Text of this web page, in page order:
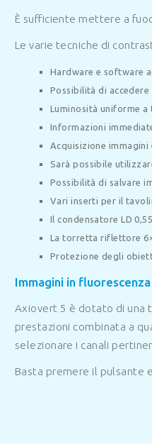
È sufficiente mettere a
Le varie tecniche di
Hardware e software
Possibilità di
Luminosità uniforme
Informazioni
Acquisizione
Sarà possibile
Possibilità di salvare
Vari inserti per il
Il condensatore LD
La torretta riflettore
Protezione degli
Immagini in
Axiovert 5 è dotato di una
prestazioni combinata a
selezionare i canali
Basta premere il pulsante